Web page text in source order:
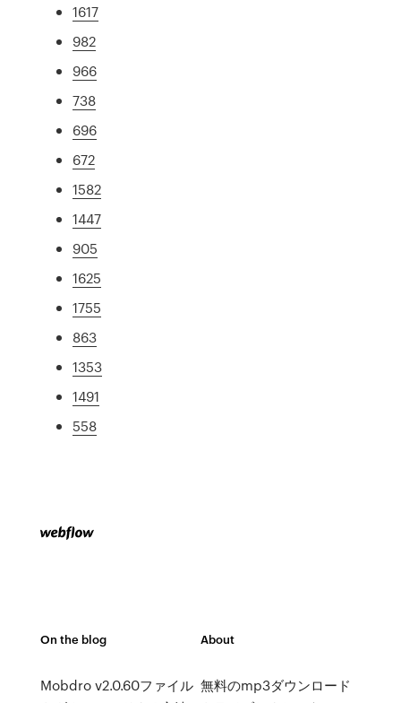
1617
982
966
738
696
672
1582
1447
905
1625
1755
863
1353
1491
558
On the blog
Mobdro v2.0.60ファイル
About
無料のmp3ダウンロード